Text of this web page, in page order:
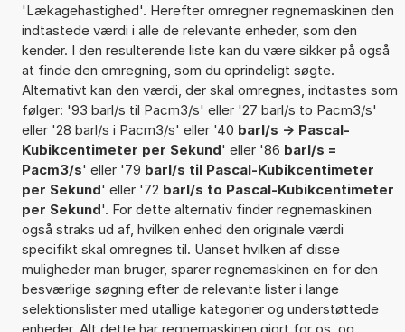
'Lækagehastighed'. Herefter omregner regnemaskinen den
indtastede værdi i alle de relevante enheder, som den
kender. I den resulterende liste kan du være sikker på også
at finde den omregning, som du oprindeligt søgte.
Alternativt kan den værdi, der skal omregnes, indtastes som
følger: '93 barl/s til Pacm3/s' eller '27 barl/s to Pacm3/s'
eller '28 barl/s i Pacm3/s' eller '40 barl/s -> Pascal-
Kubikcentimeter per Sekund' eller '86 barl/s =
Pacm3/s' eller '79 barl/s til Pascal-Kubikcentimeter
per Sekund' eller '72 barl/s to Pascal-Kubikcentimeter
per Sekund'. For dette alternativ finder regnemaskinen
også straks ud af, hvilken enhed den originale værdi
specifikt skal omregnes til. Uanset hvilken af disse
muligheder man bruger, sparer regnemaskinen en for den
besværlige søgning efter de relevante lister i lange
selektionslister med utallige kategorier og understøttede
enheder. Alt dette har regnemaskinen gjort for os, og